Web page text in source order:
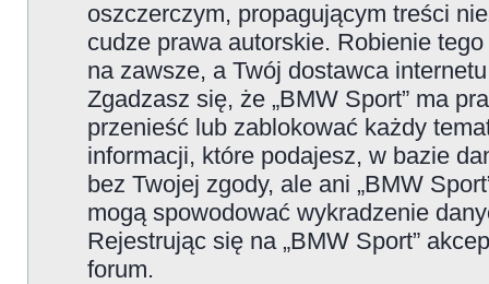
oszczerczym, propagującym treści
cudze prawa autorskie. Robienie
na zawsze, a Twój dostawca
Zgadzasz się, że „BMW Sport” ma
przenieść lub zablokować każdy
informacji, które podajesz, w bazie
bez Twojej zgody, ale ani „BMW
mogą spowodować wykradzenie
Rejestrując się na „BMW Sport”
forum.